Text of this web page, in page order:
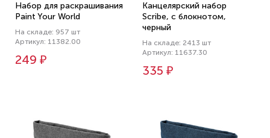
Набор для раскрашивания
Paint Your World
На складе: 957 шт
Артикул: 11382.00
249 ₽
Канцелярский набор
Scribe, с блокнотом,
черный
На складе: 2413 шт
Артикул: 11637.30
335 ₽